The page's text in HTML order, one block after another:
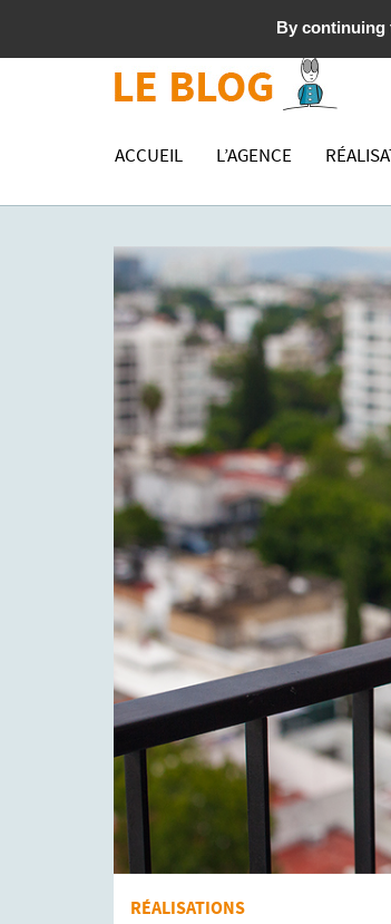
ACCUEIL L’AGENCE
RÉALISATIONS
By continuing